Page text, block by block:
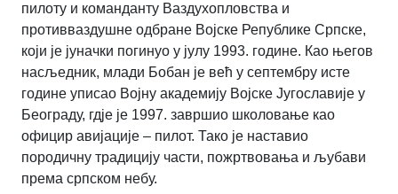
пилоту и команданту Ваздухопловства и
противваздушне одбране Војске Републике Српске,
који је јуначки погинуо у јулу 1993. године. Као његов
насљедник, млади Бобан је већ у септембру исте
године уписао Војну академију Војске Југославије у
Београду, гдје је 1997. завршио школовање као
официр авијације – пилот. Тако је наставио
породичну традицију части, пожртвовања и љубави
према српском небу.